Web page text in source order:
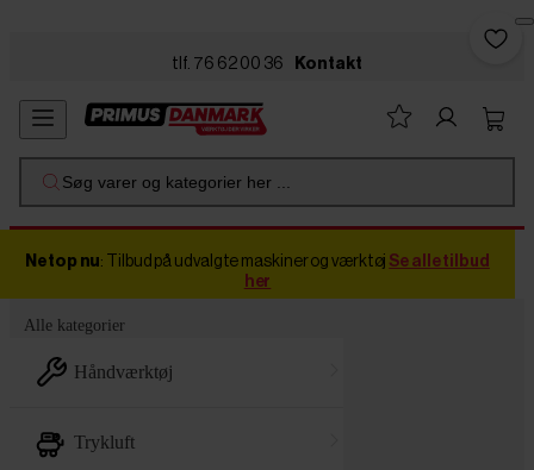
tlf. 76 62 00 36 Kontakt
Søg varer og kategorier her ...
Netop nu: Tilbud på udvalgte maskiner og værktøj Se alle tilbud
her
Alle kategorier
håndværktøj
trykluft